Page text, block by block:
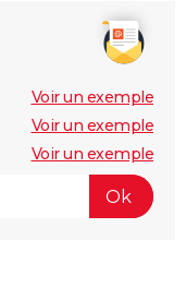
Voir un exemple
Voir un exemple
Voir un exemple